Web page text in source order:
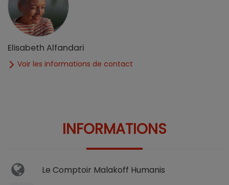
Elisabeth Alfandari
Voir les informations de contact
INFORMATIONS
Le Comptoir Malakoff Humanis